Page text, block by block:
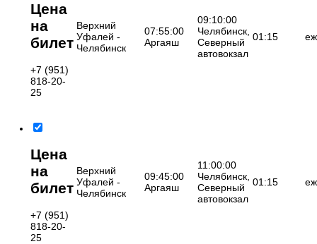
Цена
на
билет
+7 (951)
818-20-
25
Верхний
Уфалей -
Челябинск
07:55:00
Аргаяш
09:10:00
Челябинск,
Северный
автовокзал
01:15
Цена
на
билет
+7 (951)
818-20-
25
Верхний
Уфалей -
Челябинск
09:45:00
Аргаяш
11:00:00
Челябинск,
Северный
автовокзал
01:15